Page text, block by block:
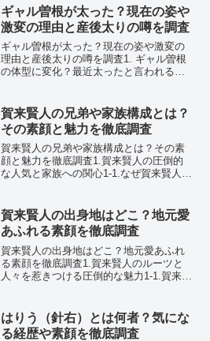
に気にかけているのが彼の家族、とりわ
け母親の存在です。...
ギャル曽根が太った？現在の姿や
激変の理由と産後太りの噂を調査
ギャル曽根が太った？現在の姿や激変の
理由と産後太りの噂を調査1. ギャル曽根
の体型に変化？最近太ったと言われる背
し、最近インターネット上で太ったので
はないかという声が上が...
賀来賢人の兄弟や家族構成とは？
その素顔と魅力を徹底調査
賀来賢人の兄弟や家族構成とは？その素
顔と魅力を徹底調査1.賀来賢人の圧倒的
な人気と家族への関心1-1.なぜ賀来賢人が
らシリアスまでこなす幅広い表現力で、
現在のエンターテ...
賀来賢人の出身地はどこ？地元愛
あふれる素顔を徹底調査
賀来賢人の出身地はどこ？地元愛あふれ
る素顔を徹底調査1.賀来賢人のルーツと
人々を惹きつける圧倒的な魅力1-1.賀来賢
メディからシリアスまで自在にこなす幅
広い表現力で、現...
はりう（針右）とは何者？気にな
る経歴や素顔を徹底調査